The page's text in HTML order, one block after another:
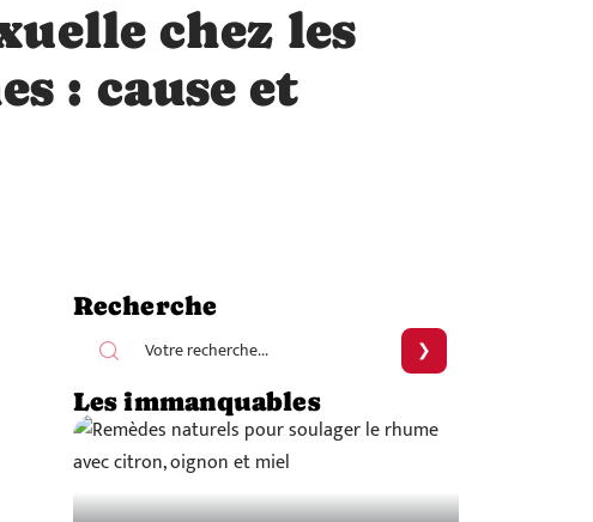
chez les
: cause et
Recherche
Les immanquables